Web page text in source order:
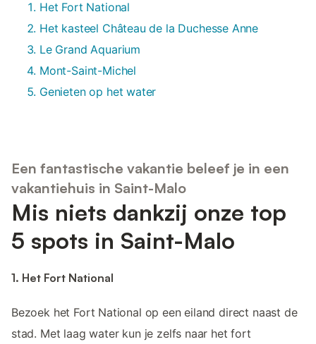
Het Fort National
Het kasteel Château de la Duchesse Anne
Le Grand Aquarium
Mont-Saint-Michel
Genieten op het water
Een fantastische vakantie beleef je in een
vakantiehuis in Saint-Malo
Mis niets dankzij onze top
5 spots in Saint-Malo
1. Het Fort National
Bezoek het Fort National op een eiland direct naast de
stad. Met laag water kun je zelfs naar het fort